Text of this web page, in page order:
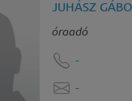
JUHÁSZ
óraadó
-
-